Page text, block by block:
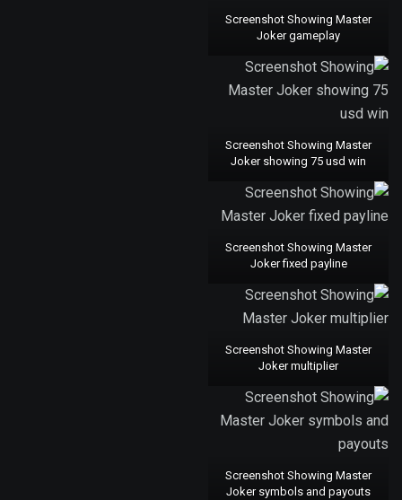
Screenshot Showing Master
Joker gameplay
Screenshot Showing Master
Joker showing 75 usd win
Screenshot Showing Master
Joker fixed payline
Screenshot Showing Master
Joker multiplier
Screenshot Showing Master
Joker symbols and payouts